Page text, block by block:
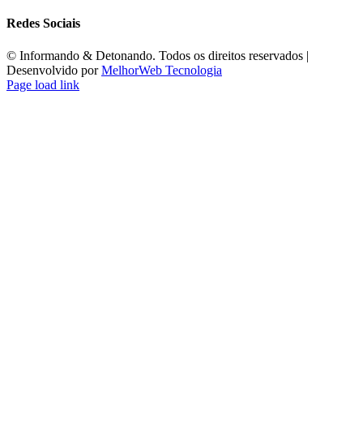
Redes Sociais
©️ Informando & Detonando. Todos os direitos reservados |
Desenvolvido porMelhorWeb Tecnologia
Page load link